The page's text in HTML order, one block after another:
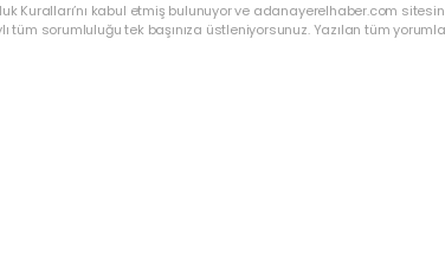
Kuralları’nı kabul etmiş bulunuyor ve adanayerelhaber.com
tüm sorumluluğu tek başınıza üstleniyorsunuz. Yazılan tüm